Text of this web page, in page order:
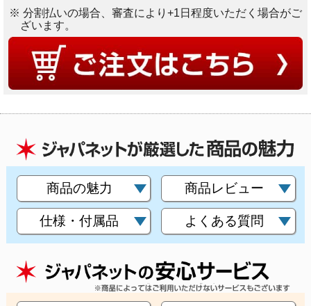
※ 分割払いの場合、審査により+1日程度いただく場合がご
ざいます。
商品の魅力 商品レビュー
仕様・付属品 よくある質問